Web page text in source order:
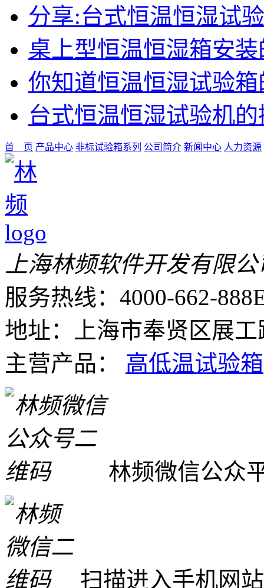
分享:台式恒温恒湿试
桌上型恒温恒湿箱安
你知道恒温恒湿试验
台式恒温恒湿试验机
首 页 产品中心 非标试验箱系列 公司简介 新闻中心 人力资源
上海林频软件开发有限公
服务热线：4000-662-888
地址：上海市奉贤区展工
主营产品： 高低温试验箱
林频微信公众
扫描进入手机网